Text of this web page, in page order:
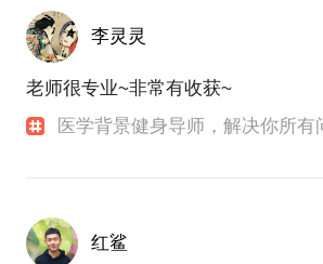
李灵灵
老师很专业~非常有收获~
医学背景健身导师，解决你所有
红鲨